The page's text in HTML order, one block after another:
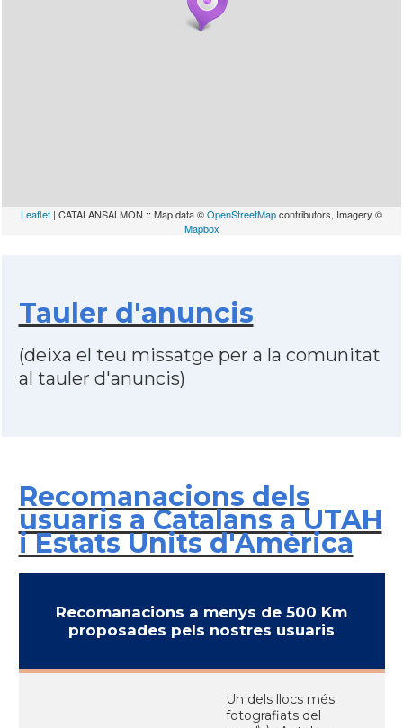
Leaflet | CATALANSALMON :: Map data ©OpenStreetMapcontributors, Imagery ©
Mapbox
Tauler d'anuncis
(deixa el teu missatge per a la comunitat
al tauler d'anuncis)
Recomanacions dels
usuaris a Catalans a UTAH
i Estats Units d'Amèrica
Recomanacions a menys de 500 Km
proposades pels nostres usuaris
Un dels llocs més
fotografiats del